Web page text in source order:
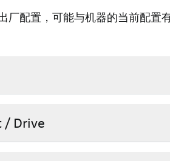
厂配置，可能与机器的当前配置有
/ Drive